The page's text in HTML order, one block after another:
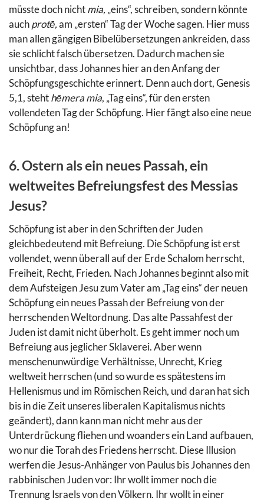
müsste doch nichtmia, „eins“, schreiben, sondern könnte
auchprotē,am „ersten“ Tag der Woche sagen. Hier muss
man allen gängigen Bibelübersetzungen ankreiden, dass
sie schlicht falsch übersetzen. Dadurch machen sie
unsichtbar, dass Johannes hier an den Anfang der
Schöpfungsgeschichte erinnert. Denn auch dort, Genesis
5,1, stehthēmera mia, „Tag eins“, für den ersten
vollendeten Tag der Schöpfung. Hier fängt also eine neue
Schöpfung an!
6. Ostern als ein neues Passah, ein
weltweites Befreiungsfest des Messias
Jesus?
Schöpfung ist aber in den Schriften der Juden
gleichbedeutend mit Befreiung. Die Schöpfung ist erst
vollendet, wenn überall auf der Erde Schalom herrscht,
Freiheit, Recht, Frieden. Nach Johannes beginnt also mit
dem Aufsteigen Jesu zum Vater am „Tag eins“ der neuen
Schöpfung ein neues Passah der Befreiung von der
herrschenden Weltordnung. Das alte Passahfest der
Juden ist damit nicht überholt. Es geht immer noch um
Befreiung aus jeglicher Sklaverei. Aber wenn
menschenunwürdige Verhältnisse, Unrecht, Krieg
weltweit herrschen (und so wurde es spätestens im
Hellenismus und im Römischen Reich, und daran hat sich
bis in die Zeit unseres liberalen Kapitalismus nichts
geändert), dann kann man nicht mehr aus der
Unterdrückung fliehen und woanders ein Land aufbauen,
wo nur die Torah des Friedens herrscht. Diese Illusion
werfen die Jesus-Anhänger von Paulus bis Johannes den
rabbinischen Juden vor: Ihr wollt immer noch die
Trennung Israels von den Völkern. Ihr wollt in einer